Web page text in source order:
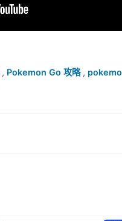
, Pokemon Go 攻略,